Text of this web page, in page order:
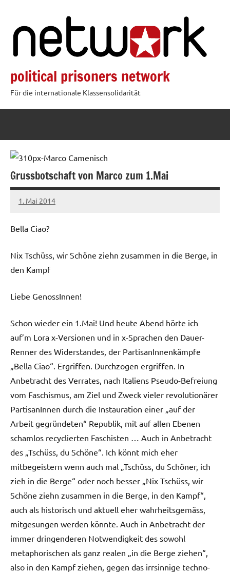
springen
political prisoners network
Für die internationale Klassensolidarität
Grussbotschaft von Marco zum 1.Mai
1. Mai 2014
admin
Bella Ciao?
Nix Tschüss, wir Schöne ziehn zusammen in die Berge, in
den Kampf
Liebe GenossInnen!
Schon wieder ein 1.Mai! Und heute Abend hörte ich
auf’m Lora x-Versionen und in x-Sprachen den Dauer-
Renner des Widerstandes, der PartisanInnenkämpfe
„Bella Ciao“. Ergriffen. Durchzogen ergriffen. In
Anbetracht des Verrates, nach Italiens Pseudo-Befreiung
vom Faschismus, am Ziel und Zweck vieler revolutionärer
PartisanInnen durch die Instauration einer „auf der
Arbeit gegründeten“ Republik, mit auf allen Ebenen
schamlos recyclierten Faschisten … Auch in Anbetracht
des „Tschüss, du Schöne“. Ich könnt mich eher
mitbegeistern wenn auch mal „Tschüss, du Schöner, ich
zieh in die Berge“ oder noch besser „Nix Tschüss, wir
Schöne ziehn zusammen in die Berge, in den Kampf“,
auch als historisch und aktuell eher wahrheitsgemäss,
mitgesungen werden könnte. Auch in Anbetracht der
immer dringenderen Notwendigkeit des sowohl
metaphorischen als ganz realen „in die Berge ziehen“,
also in den Kampf ziehen, gegen das irrsinnige techno-